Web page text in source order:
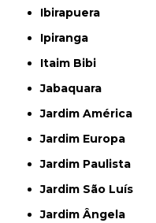
Ibirapuera
Ipiranga
Itaim Bibi
Jabaquara
Jardim América
Jardim Europa
Jardim Paulista
Jardim São Luís
Jardim Ângela